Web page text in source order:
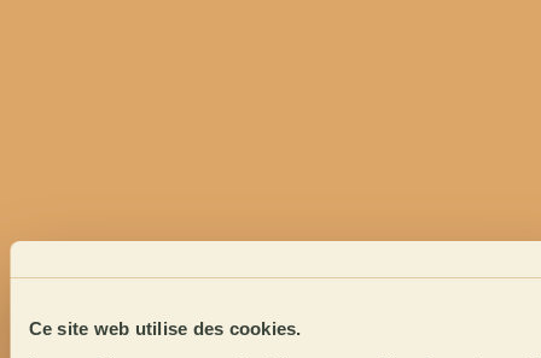
Ce site web utilise des cookies.